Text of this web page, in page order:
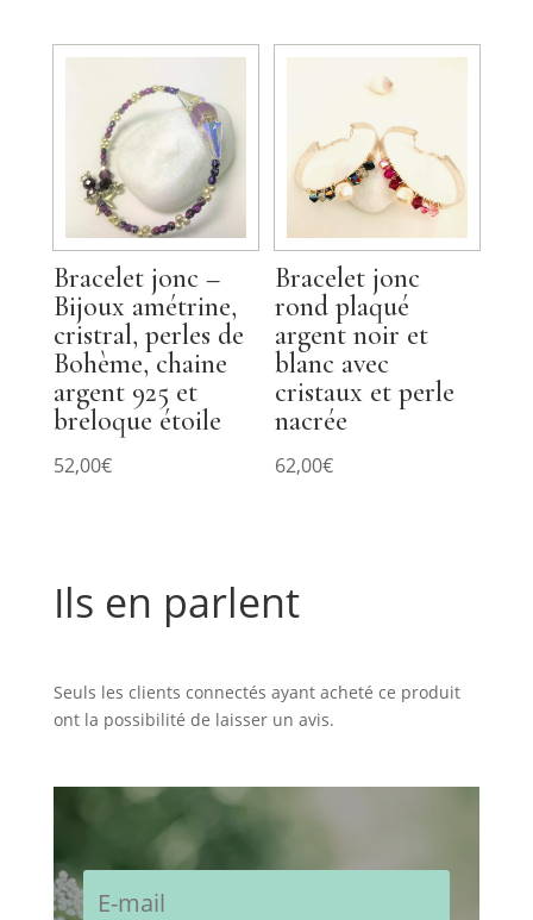
Bracelet jonc –
Bijoux amétrine,
cristral, perles de
Bohème, chaine
argent 925 et
breloque étoile
52,00€
Bracelet jonc
rond plaqué
argent noir et
blanc avec
cristaux et perle
nacrée
62,00€
Ils en parlent
Seuls les clients connectés ayant acheté ce produit
ont la possibilité de laisser un avis.